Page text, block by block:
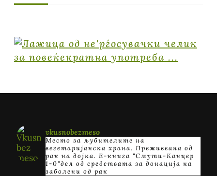
vkusnobezmeso
Место за љубителите на
вегетаријанска храна. Преживеана од
рак на дојка. E-книга "Смути-Канцер
1-0"дел од средствата за донација на
заболени од рак